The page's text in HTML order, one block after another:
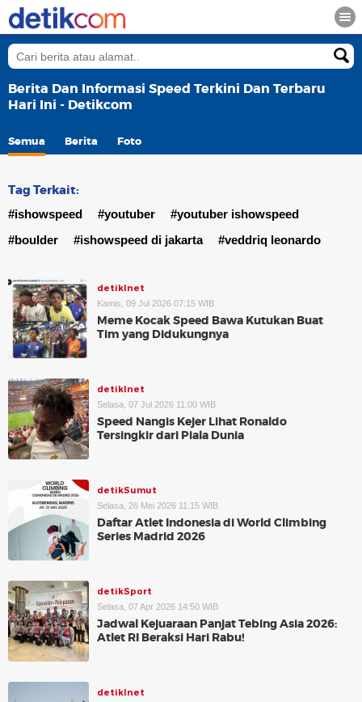
Berita Dan Informasi Speed Terkini Dan Terbaru
Hari Ini - Detikcom
Semua Berita Foto
Tag Terkait:
#ishowspeed #youtuber
#youtuber ishowspeed
#boulder
#ishowspeed di jakarta #veddriq leonardo
detikInet
Kamis, 09 Jul 2026 07:15 WIB
Meme Kocak Speed Bawa Kutukan Buat
Tim yang Didukungnya
detikInet
Selasa, 07 Jul 2026 11:00 WIB
Speed Nangis Kejer Lihat Ronaldo
Tersingkir dari Piala Dunia
detikSumut
Selasa, 26 Mei 2026 11:15 WIB
Daftar Atlet Indonesia di World Climbing
Series Madrid 2026
detikSport
Selasa, 07 Apr 2026 14:50 WIB
Jadwal Kejuaraan Panjat Tebing Asia 2026:
Atlet RI Beraksi Hari Rabu!
detikInet